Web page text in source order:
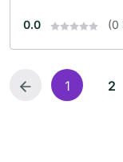
0.0 (0
1 2